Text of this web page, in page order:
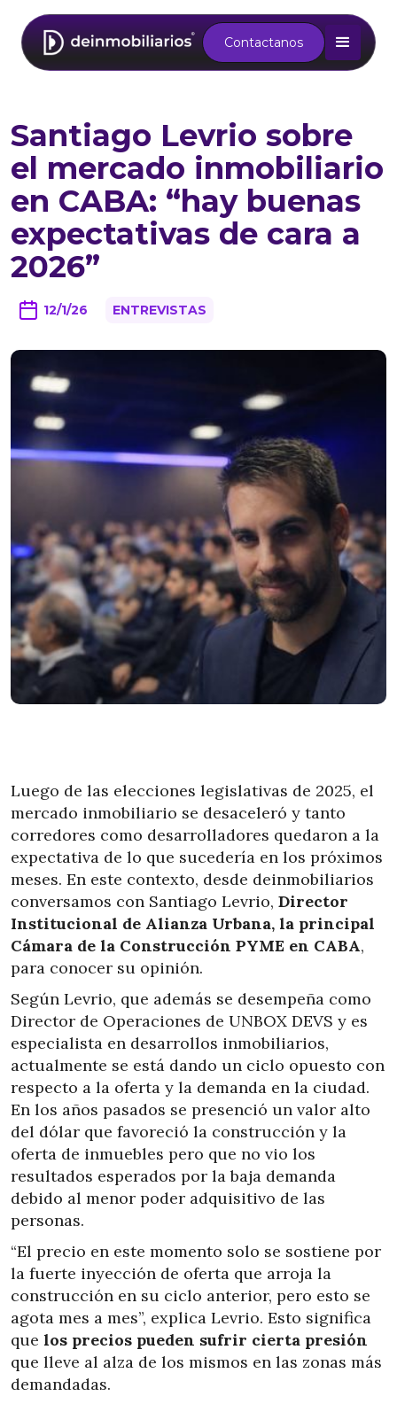
Santiago Levrio sobre
el mercado inmobiliario
en CABA: “hay buenas
expectativas de cara a
2026”
12/1/26 ENTREVISTAS
Contactanos
Luego de las elecciones legislativas de 2025, el
mercado inmobiliario se desaceleró y tanto
corredores como desarrolladores quedaron a la
expectativa de lo que sucedería en los próximos
meses. En este contexto, desde deinmobiliarios
conversamos con Santiago Levrio, Director
Institucional de Alianza Urbana, la principal
Cámara de la Construcción PYME en CABA,
para conocer su opinión.
Según Levrio, que además se desempeña como
Director de Operaciones de UNBOX DEVS y es
especialista en desarrollos inmobiliarios,
actualmente se está dando un ciclo opuesto con
respecto a la oferta y la demanda en la ciudad.
En los años pasados se presenció un valor alto
del dólar que favoreció la construcción y la
oferta de inmuebles pero que no vio los
resultados esperados por la baja demanda
debido al menor poder adquisitivo de las
personas.
“El precio en este momento solo se sostiene por
la fuerte inyección de oferta que arroja la
construcción en su ciclo anterior, pero esto se
agota mes a mes”, explica Levrio. Esto significa
que los precios pueden sufrir cierta presión
que lleve al alza de los mismos en las zonas más
demandadas.